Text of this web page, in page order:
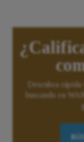
Descubra
buscando en